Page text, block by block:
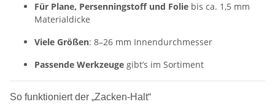
Für Plane, Persenningstoff und Folie bis ca. 1,5 mm
Materialdicke
Viele Größen: 8–26 mm Innendurchmesser
Passende Werkzeuge gibt’s im Sortiment
So funktioniert der „Zacken-Halt“